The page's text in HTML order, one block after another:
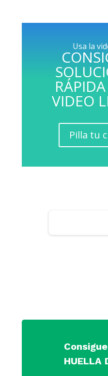
Usa la
VIDEO
Pilla tu
HUELLA